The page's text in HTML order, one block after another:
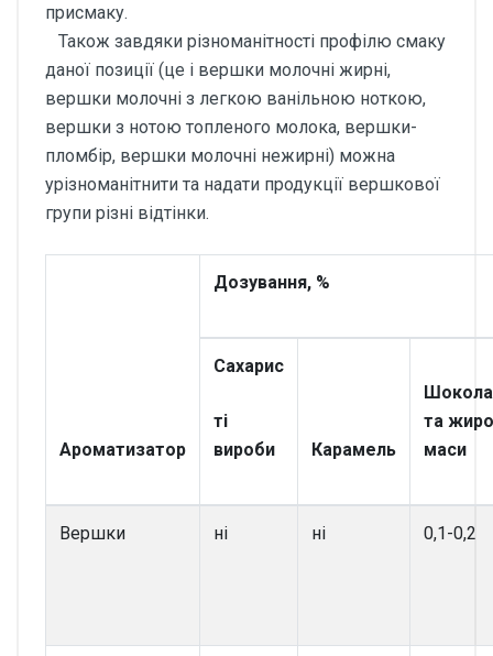
присмаку.
Також завдяки різноманітності профілю смаку
даної позиції (це і вершки молочні жирні,
вершки молочні з легкою ванільною ноткою,
вершки з нотою топленого молока, вершки-
пломбір, вершки молочні нежирні) можна
урізноманітнити та надати продукції вершкової
групи різні відтінки.
Ароматизатор
Дозування, %
Сахарис
ті
вироби
Карамель
та
маси
Вершки ні ні 0,1-0,2